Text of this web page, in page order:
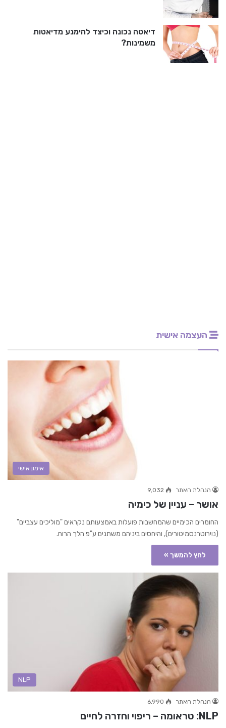
דיאטה נכונה וכיצד להימנע מדיאטות
משמינות?
העצמה אישית
אימון אישי
הנהלת האתר 9,032
אושר – עניין של כימיה
החומרים הכימיים שהמחשבות פועלות באמצעותם נקראים "מוליכים עצביים"
(נוירוטרנסמיטורים), והיחסים ביניהם משתנים ע"פ הלך הרוח.
לחץ להמשך »
NLP
הנהלת האתר 6,990
NLP: טראומה – ריפוי וחזרה לחיים